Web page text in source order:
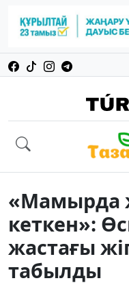
«Мамырда
кеткен»:
жастағы
табылды